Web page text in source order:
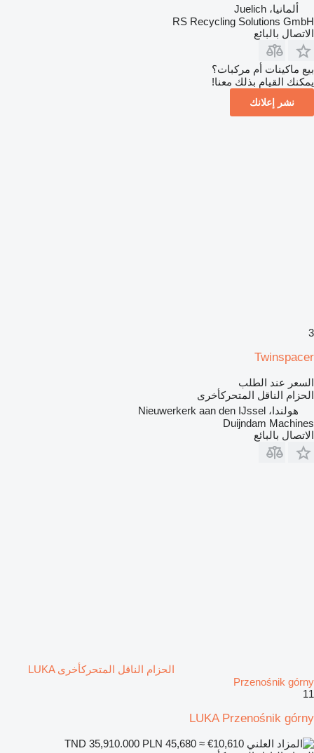
ألمانيا، Juelich
RS Recycling Solutions GmbH
الاتصال بالبائع
بيع ماكينات أم مركبات؟
يمكنك القيام بذلك معنا!
نشر إعلانك
3
Twinspacer
السعر عند الطلب
الحزام الناقل المتحركأخرى
هولندا، Nieuwerkerk aan den IJssel
Duijndam Machines
الاتصال بالبائع
الحزام الناقل المتحركأخرى LUKA
Przenośnik górny
11
LUKA Przenośnik górny
PLN 45,680 ≈ €10,610